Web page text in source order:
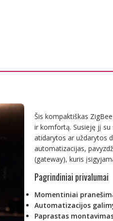
Šis kompaktiškas
ir komfortą. Susieję jį
atidarytos ar uždarytos
automatizacijas,
(gateway), kuris
Pagrindiniai privalumai
Momentiniai
Automatizacijos
Paprastas